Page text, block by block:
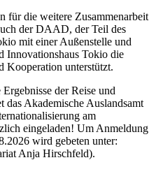
für die weitere Zusammenarbeit
der DAAD, der Teil des
mit einer Außenstelle und
Innovationshaus Tokio die
Kooperation unterstützt.
der Reise und
das Akademische Auslandsamt
am
eingeladen! Um Anmeldung
wird gebeten unter:
Anja Hirschfeld).